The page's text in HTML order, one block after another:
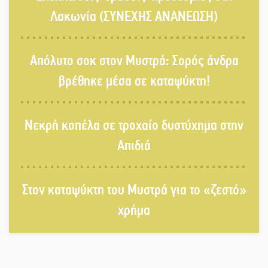
Αντάμωμα με μουσική, χορό και
παράδοση
ανοιχτά του Γυθείου
Αποστολή εξετελέσθη στην Ταϊβάν:
Στη βάση τους τα παγκόσμια
Σπαρτιατόπουλα
«Ρίζες και Ρεύματα» στο
Λακωνία (ΣΥΝΕΧΗΣ ΑΝΑΝΕΩΣΗ)
Απόλυτο σοκ στον Μυστρά: Σορός άνδρα
βρέθηκε μέσα σε καταψύκτη!
Νεκρή κοπέλα σε τροχαίο δυστύχημα στην
Απιδιά
Στον καταψύκτη του Μυστρά για το «ζεστό»
χρήμα